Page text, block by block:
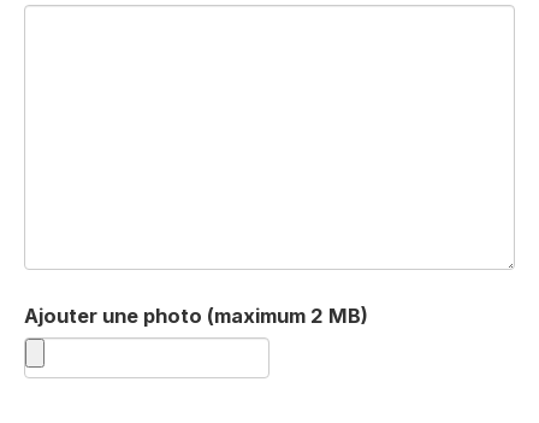
Ajouter une photo (maximum 2 MB)